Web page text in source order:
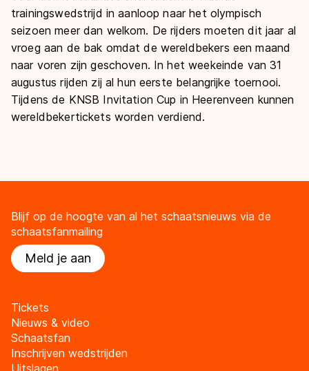
trainingswedstrijd in aanloop naar het olympisch
seizoen meer dan welkom. De rijders moeten dit jaar al
vroeg aan de bak omdat de wereldbekers een maand
naar voren zijn geschoven. In het weekeinde van 31
augustus rijden zij al hun eerste belangrijke toernooi.
Tijdens de KNSB Invitation Cup in Heerenveen kunnen
wereldbekertickets worden verdiend.
Blijf op de hoogte van al het schaatsnieuws via de
schaatsfanmailing
Meld je aan
Tickets
Nieuws & video
Schaatsfan
Inschrijven wedstrijden
Uitslagen